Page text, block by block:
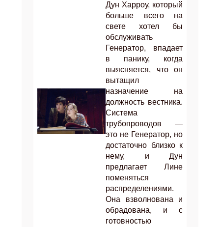
Дун Харроу, который
больше всего на
свете хотел бы
обслуживать
Генератор, впадает
в панику, когда
выясняется, что он
вытащил
назначение на
должность вестника.
Система
трубопроводов —
это не Генератор, но
достаточно близко к
нему, и Дун
предлагает Лине
поменяться
распределениями.
Она взволнована и
обрадована, и с
готовностью